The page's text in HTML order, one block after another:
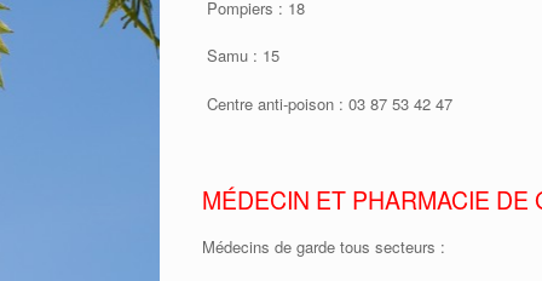
Pompiers : 18
Samu : 15
Centre anti-poison : 03 87 53 42 47
MÉDECIN ET PHARMACIE DE
Médecins de garde tous secteurs :